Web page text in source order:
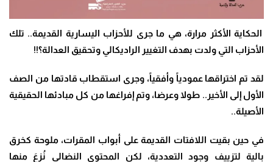
الحكاية الأكثر مرارة، هي ما جرى للأحزاب اليسارية القديمة.. تلك
الأحزاب التي ولدت بهدف التغيير الراديكالي وتحقيق العدالة؟!!
لقد تم اختراقها عمودياً وأفقياً، وجرى استقطاب قادتها من الصف
الأول إلى الأخير.. طولا وعرضا، وتم إفراغها من كل مبادئها الحقيقية
الأصيلة..
في حين بقيت اللافتات القديمة على أبواب المقرات، ملوحة كخرق
بالية لتزييف وجود التعددية، لكن المحتوى النضالي نُزِعَ منها